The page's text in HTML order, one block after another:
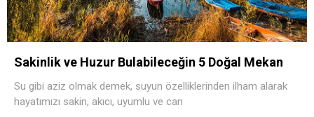
Sakinlik ve Huzur Bulabileceğin 5 Doğal Mekan
Su gibi aziz olmak demek, suyun özelliklerinden ilham alarak
hayatımızı sakin, akıcı, uyumlu ve can